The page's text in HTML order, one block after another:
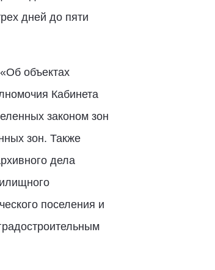
дней до пяти
объектах
Кабинета
законом зон
зон. Также
дела
поселения и